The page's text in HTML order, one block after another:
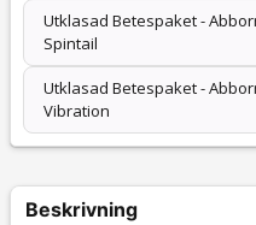
Utklasad Betespaket -
Spintail
Utklasad Betespaket -
Vibration
Beskrivning